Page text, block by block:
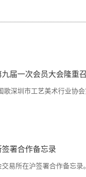
届一次会员大会隆重
歌深圳市工艺美术行业协
署合作备忘录
易所在沪签署合作备忘